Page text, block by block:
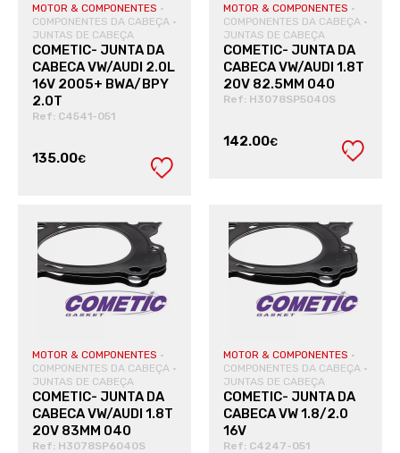
MOTOR & COMPONENTES ·
COMPONENTES DA CABEÇA ·
JUNTAS DE CABEÇA
COMETIC- JUNTA DA
CABECA VW/AUDI 2.0L
16V 2005+ BWA/BPY
2.0T
Ref: C4541-051
135.00€
MOTOR & COMPONENTES ·
COMPONENTES DA CABEÇA ·
JUNTAS DE CABEÇA
COMETIC- JUNTA DA
CABECA VW/AUDI 1.8T
20V 82.5MM 040
Ref: H3078SP5040S
142.00€
MOTOR & COMPONENTES ·
COMPONENTES DA CABEÇA ·
JUNTAS DE CABEÇA
COMETIC- JUNTA DA
CABECA VW/AUDI 1.8T
20V 83MM 040
Ref: H3078SP6040S
MOTOR & COMPONENTES ·
COMPONENTES DA CABEÇA ·
JUNTAS DE CABEÇA
COMETIC- JUNTA DA
CABECA VW 1.8/2.0
16V
Ref: C4247-051